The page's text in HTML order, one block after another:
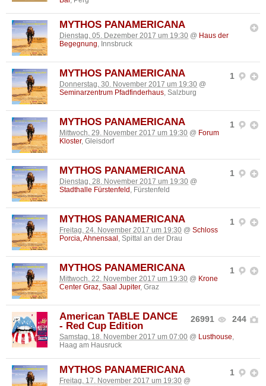
MYTHOS PANAMERICANA
Dienstag, 05. Dezember 2017 um 19:30 @ Haus der
Begegnung, Innsbruck
1
MYTHOS PANAMERICANA
Donnerstag, 30. November 2017 um 19:30 @
Seminarzentrum Pfadfinderhaus, Salzburg
1
MYTHOS PANAMERICANA
Mittwoch, 29. November 2017 um 19:30 @ Forum
Kloster, Gleisdorf
1
MYTHOS PANAMERICANA
Dienstag, 28. November 2017 um 19:30 @
Stadthalle Fürstenfeld, Fürstenfeld
1
MYTHOS PANAMERICANA
Freitag, 24. November 2017 um 19:30 @ Schloss
Porcia, Ahnensaal, Spittal an der Drau
1
MYTHOS PANAMERICANA
Mittwoch, 22. November 2017 um 19:30 @ Krone
Center Graz, Saal Jupiter, Graz
26991 244
American TABLE DANCE
- Red Cup Edition
Samstag, 18. November 2017 um 07:00 @ Lusthouse,
Haag am Hausruck
1
MYTHOS PANAMERICANA
Freitag, 17. November 2017 um 19:30 @